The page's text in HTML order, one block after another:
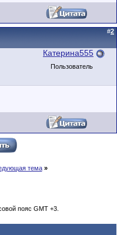
#2
Катерина555
Пользователь
тема »
пояс GMT +3.